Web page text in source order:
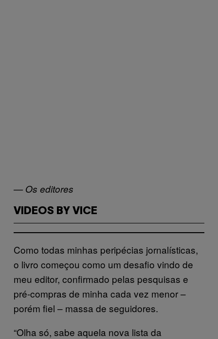
— Os editores
VIDEOS BY VICE
Como todas minhas peripécias jornalísticas,
o livro começou como um desafio vindo de
meu editor, confirmado pelas pesquisas e
pré-compras de minha cada vez menor –
porém fiel – massa de seguidores.
“Olha só, sabe aquela nova lista da